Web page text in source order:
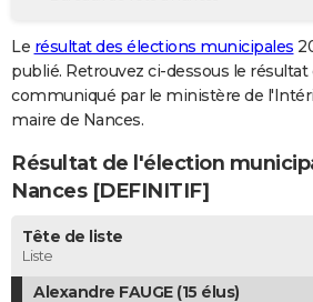
GUIDES D'ACHAT
BONS PLANS
CARTE DE VOEUX
Carte de Noël
Carte Bonne année
Carte Saint-Valentin
Carte Pâques
Carte d'anniversaire
DICTIONNAIRE
Dictionnaire
Biographies
Citations
Expressions
Proverbes
PROGRAMME TV
COPAINS D'AVANT
Le résultat des élections municipales
publié. Retrouvez ci-dessous le
communiqué par le ministère de
maire de Nances.
Résultat de l'élection
Nances [DEFINITIF]
Tête de liste
Liste
Alexandre FAUGE (15 élus)